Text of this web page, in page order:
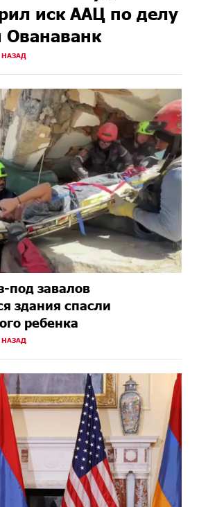
иск ААЦ по делу
Ованаванк
под завалов
здания спасли
ребенка